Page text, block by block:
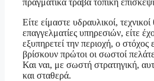
Είτε είμαστε υδραυλικοί,
επαγγελματίες υπηρεσιών, είτε
εξυπηρετεί την περιοχή, ο στόχος
βρίσκουν πρώτοι οι σωστοί
Και ναι, με σωστή στρατηγική,
και σταθερά.